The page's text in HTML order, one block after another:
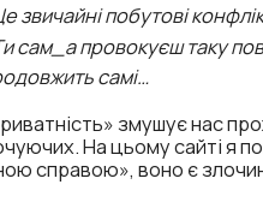
звичайні побутові
сам_а провокуєш таку
самі…
змушує нас
На цьому сайті я
справою», воно є